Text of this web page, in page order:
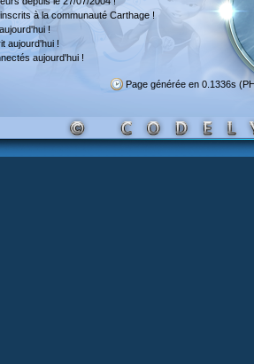
à la communauté Carthage !
aujourd'hui !
aujourd'hui !
aujourd'hui !
Page générée en 0.1336s